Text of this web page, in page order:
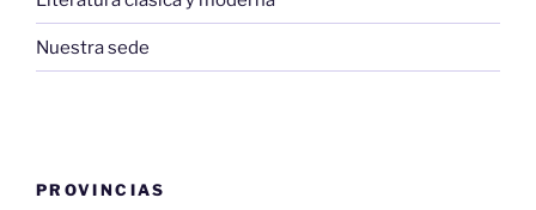
Nuestra sede
PROVINCIAS